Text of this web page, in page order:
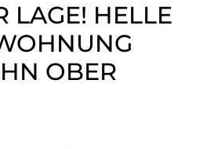
LAGE! HELLE
OBER